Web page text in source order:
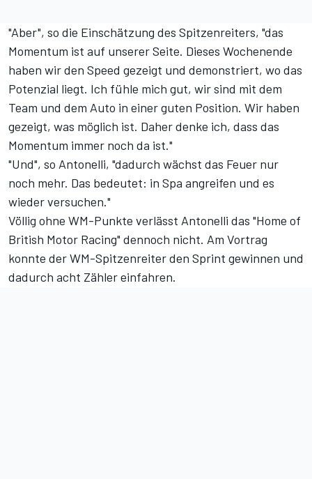
"Aber", so die Einschätzung des Spitzenreiters, "das
Momentum ist auf unserer Seite. Dieses Wochenende
haben wir den Speed gezeigt und demonstriert, wo das
Potenzial liegt. Ich fühle mich gut, wir sind mit dem
Team und dem Auto in einer guten Position. Wir haben
gezeigt, was möglich ist. Daher denke ich, dass das
Momentum immer noch da ist."
"Und", so Antonelli, "dadurch wächst das Feuer nur
noch mehr. Das bedeutet: in Spa angreifen und es
wieder versuchen."
Völlig ohne WM-Punkte verlässt Antonelli das "Home of
British Motor Racing" dennoch nicht. Am Vortrag
konnte der WM-Spitzenreiter den Sprint gewinnen und
dadurch acht Zähler einfahren.